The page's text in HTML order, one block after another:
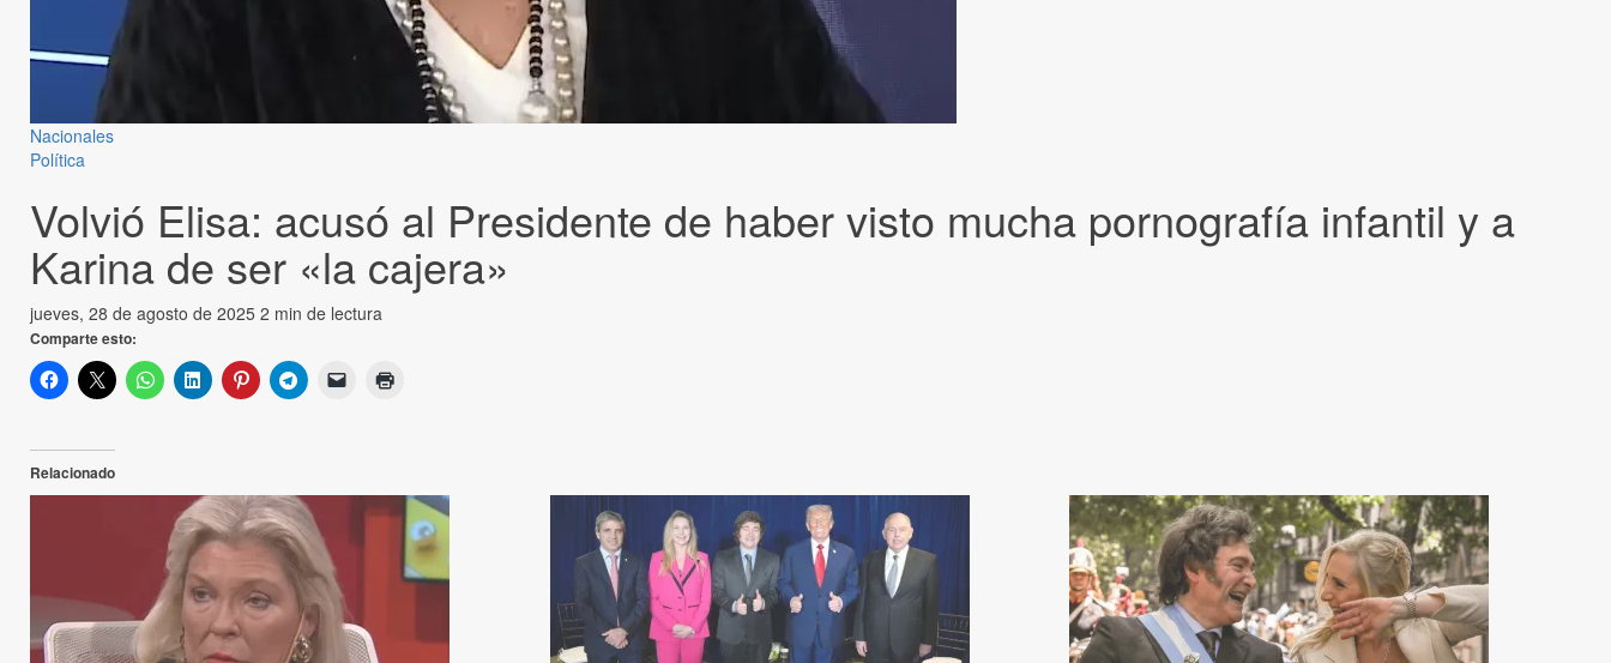
Nacionales
Política
Volvió Elisa: acusó al Presidente de haber visto mucha pornografía infantil y a
Karina de ser «la cajera»
jueves, 28 de agosto de 2025 2 min de lectura
Comparte esto:
Relacionado